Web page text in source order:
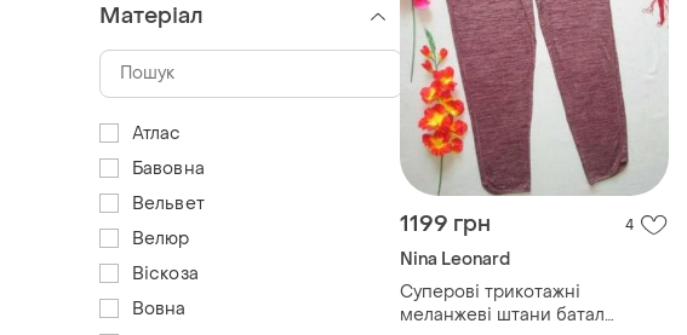
1199 грн 4
Nina Leonard
Суперові трикотажні
меланжеві штани батал
Матеріал
Атлас
Бавовна
Вельвет
Велюр
Віскоза
Вовна